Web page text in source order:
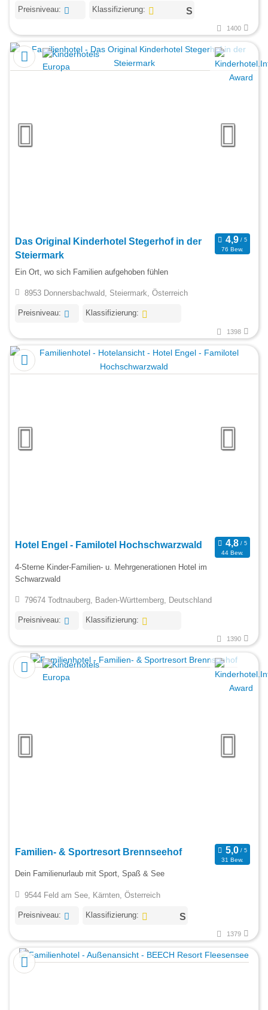
Preisniveau: Klassifizierung:
1400
Das Original Kinderhotel Stegerhof in der
Steiermark
76 Bew.
Ein Ort, wo sich Familien aufgehoben fühlen
8953 Donnersbachwald, Steiermark, Österreich
Preisniveau: Klassifizierung:
1398
Hotel Engel - Familotel Hochschwarzwald
44 Bew.
4-Sterne Kinder-Familien- u. Mehrgenerationen Hotel im
Schwarzwald
79674 Todtnauberg, Baden-Württemberg, Deutschland
Preisniveau: Klassifizierung:
1390
Familien- & Sportresort Brennseehof
31 Bew.
Dein Familienurlaub mit Sport, Spaß & See
9544 Feld am See, Kärnten, Österreich
Preisniveau: Klassifizierung:
1379